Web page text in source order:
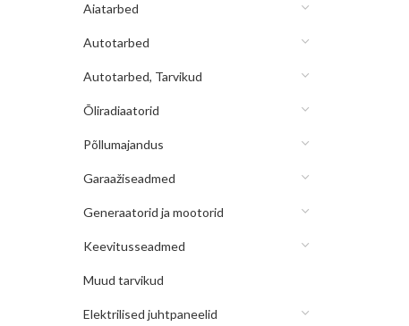
Aiatarbed
Autotarbed
Autotarbed, Tarvikud
Õliradiaatorid
Põllumajandus
Garaažiseadmed
Generaatorid ja mootorid
Keevitusseadmed
Muud tarvikud
Elektrilised juhtpaneelid